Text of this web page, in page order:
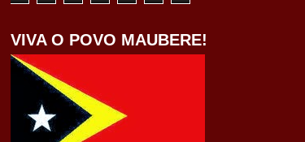
VIVA O POVO MAUBERE!